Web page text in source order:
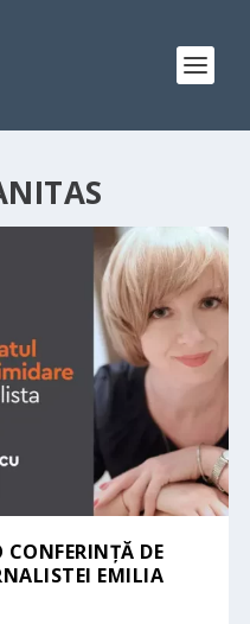
DE
EMILIA